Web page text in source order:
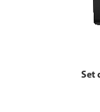
Set